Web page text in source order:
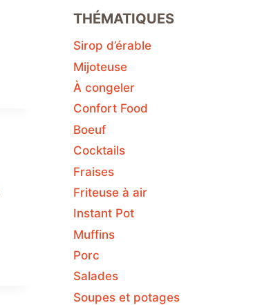
THÉMATIQUES
Sirop d’érable
Mijoteuse
À congeler
Confort Food
Boeuf
Cocktails
Fraises
Friteuse à air
Instant Pot
Muffins
Porc
Salades
Soupes et potages